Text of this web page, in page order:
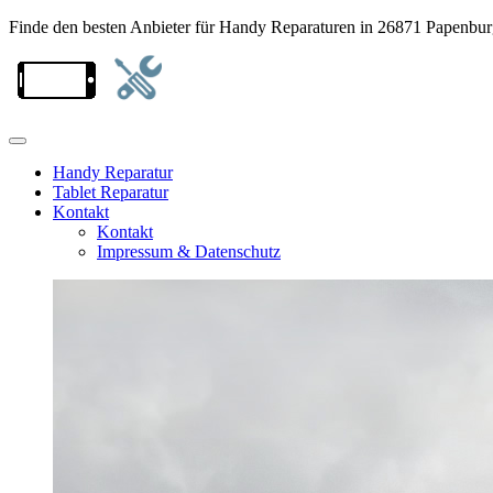
Finde den besten Anbieter für Handy Reparaturen in 26871
Handy Reparatur
Tablet Reparatur
Kontakt
Kontakt
Impressum & Datenschutz